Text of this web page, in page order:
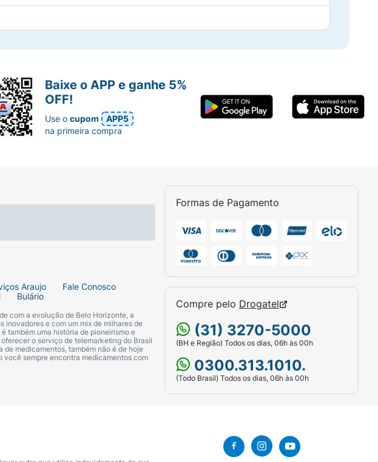
Araujo
Fale Conosco
Bulário
com a evolução de Belo Horizonte, a
inovadores e com um mix de milhares de
também uma história de pioneirismo e
o serviço de telemarketing do Brasil
de medicamentos, também não é de hoje
você sempre encontra medicamentos com
Formas de Pagamento
Compre pelo Drogatel
(31) 3270-5000
(BH e Região) Todos os dias, 06h às 00h
0300.313.1010.
(Todo Brasil) Todos os dias, 06h às 00h
Baixe o APP e ganhe 5%
OFF!
Use ocupom
APP5
na primeira compra